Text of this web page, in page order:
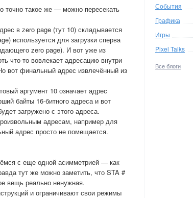
События
Графика
Игры
Pixel Talks
Все блоги
точно такое же — можно пересекать
в zero page (тут 10) складывается
используется для загрузки сперва
zero page). И вот уже из
что-то вовлекает адресацию внутри
вот финальный адрес извлечённый из
аргумент 10 означает адрес
байты 16-битного адреса и вот
загружено с этого адреса.
адресам, например для
адрес просто не помещается.
с еще одной асимметрией — как
тут же можно заметить, что STA #
вещь реально ненужная.
и ограничивают свои режимы